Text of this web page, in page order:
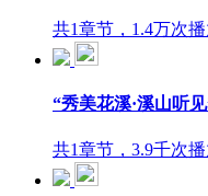
共1章节，1.4万次
“秀美花溪·溪山听
共1章节，3.9千次